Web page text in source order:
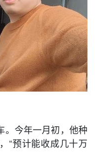
。今年一月初，他种
“预计能收成几十万